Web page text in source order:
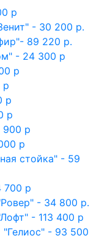
р
- 30 200 р.
89 220 р.
- 24 300 р
р
р
р
р
900 р
р
стойка" - 59
700 р
- 34 800 р.
- 113 400 р
- 93 500